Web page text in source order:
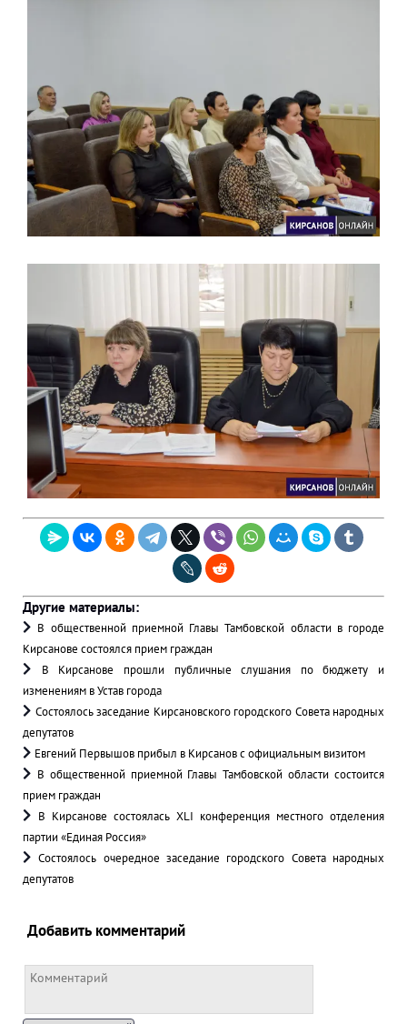
Другие материалы:
В общественной приемной Главы Тамбовской области в городе
Кирсанове состоялся прием граждан
В Кирсанове прошли публичные слушания по бюджету и
изменениям в Устав города
Состоялось заседание Кирсановского городского Совета народных
депутатов
Евгений Первышов прибыл в Кирсанов с официальным визитом
В общественной приемной Главы Тамбовской области состоится
прием граждан
В Кирсанове состоялась XLI конференция местного отделения
партии «Единая Россия»
Состоялось очередное заседание городского Совета народных
депутатов
Добавить комментарий